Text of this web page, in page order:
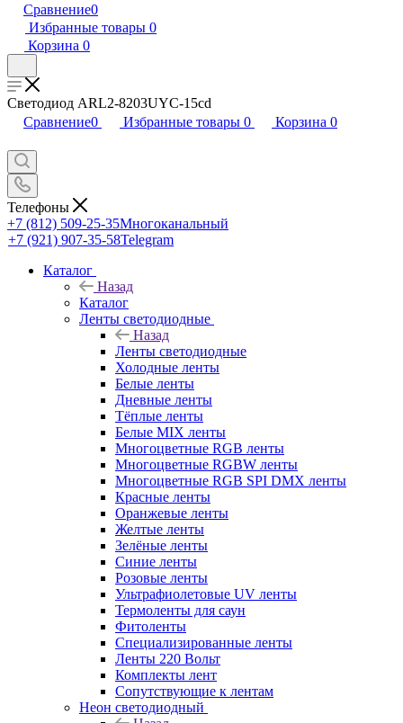
Сравнение0
Избранные товары 0
Корзина 0
Светодиод ARL2-8203UYC-15cd
Сравнение0 Избранные товары 0 Корзина 0
Телефоны
+7 (812) 509-25-35Многоканальный
+7 (921) 907-35-58Telegram
Каталог
Назад
Каталог
Ленты светодиодные
Назад
Ленты светодиодные
Холодные ленты
Белые ленты
Дневные ленты
Тёплые ленты
Белые MIX ленты
Многоцветные RGB ленты
Многоцветные RGBW ленты
Многоцветные RGB SPI DMX ленты
Красные ленты
Оранжевые ленты
Желтые ленты
Зелёные ленты
Синие ленты
Розовые ленты
Ультрафиолетовые UV ленты
Термоленты для саун
Фитоленты
Специализированные ленты
Ленты 220 Вольт
Комплекты лент
Сопутствующие к лентам
Неон светодиодный